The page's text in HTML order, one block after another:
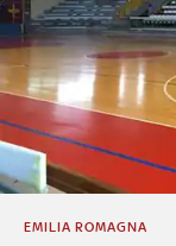
EMILIA ROMAGNA